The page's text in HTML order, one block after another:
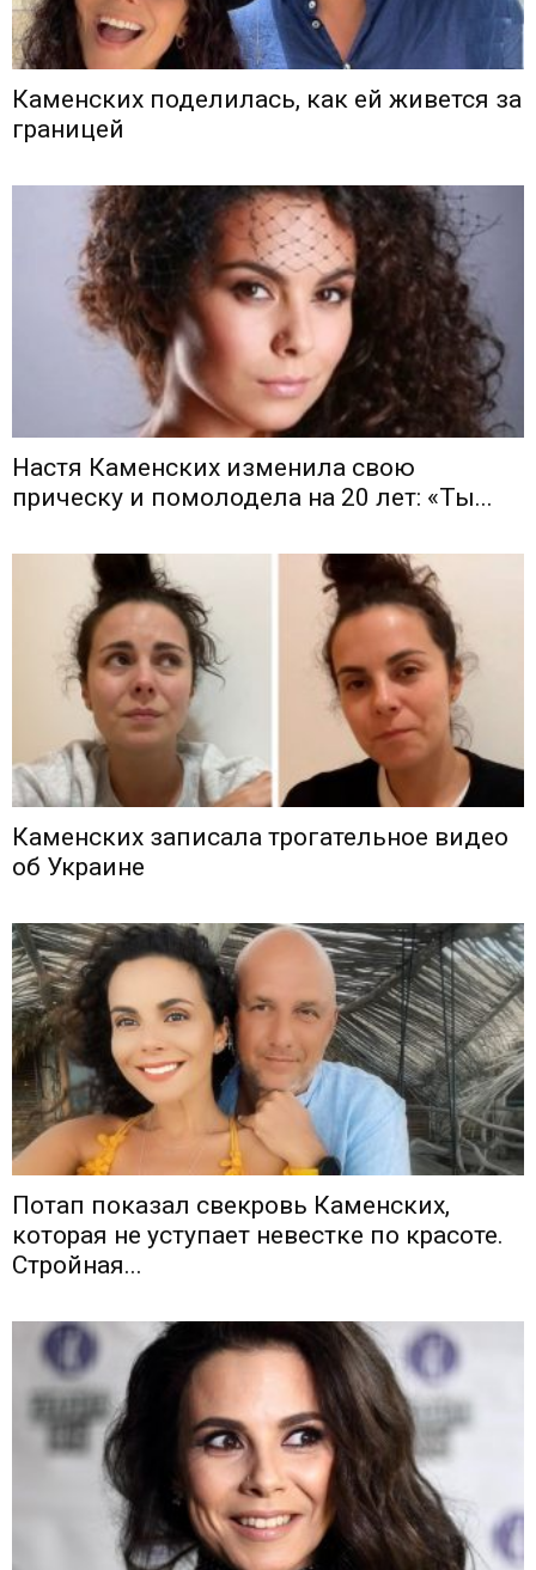
Каменских поделилась, как ей живется за
границей
Настя Каменских изменила свою
прическу и помолодела на 20 лет: «Ты...
Каменских записала трогательное видео
об Украине
Потап показал свекровь Каменских,
которая не уступает невестке по красоте.
Стройная...